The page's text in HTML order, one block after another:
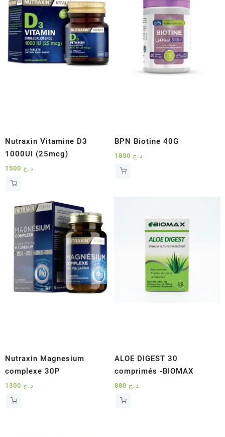
Nutraxin Vitamine D3
1000UI (25mcg)
د.ج
BPN Biotine 40G
د.ج
Nutraxin Magnesium
complexe 30P
د.ج
ALOE DIGEST 30
comprimés -BIOMAX
د.ج